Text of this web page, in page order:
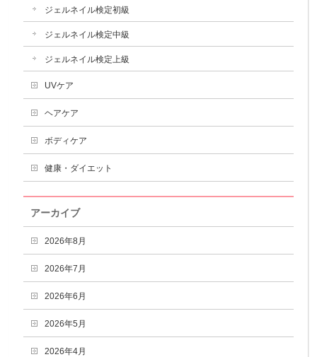
ジェルネイル検定初級
ジェルネイル検定中級
ジェルネイル検定上級
UVケア
ヘアケア
ボディケア
健康・ダイエット
アーカイブ
2026年8月
2026年7月
2026年6月
2026年5月
2026年4月